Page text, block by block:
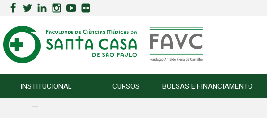
INSTITUCIONAL CURSOS BOLSAS E FINANCIAMENTO